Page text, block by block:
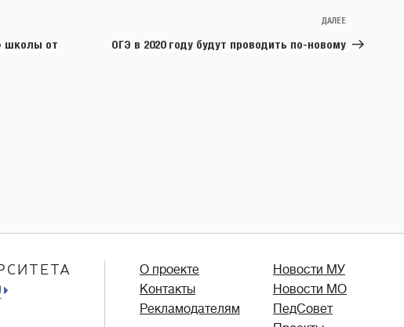
школы от
Следующая
запись
ДАЛЕЕ
ОГЭ в 2020 году будут проводить по-новому
О проекте
Контакты
Рекламодателям
Новости МУ
Новости МО
ПедСовет